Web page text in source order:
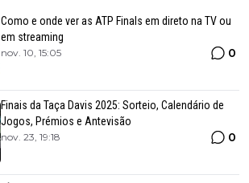
Como e onde ver as ATP Finals em direto na TV ou
em streaming
nov. 10, 15:05 0
Finais da Taça Davis 2025: Sorteio, Calendário de
Jogos, Prémios e Antevisão
nov. 23, 19:18 0